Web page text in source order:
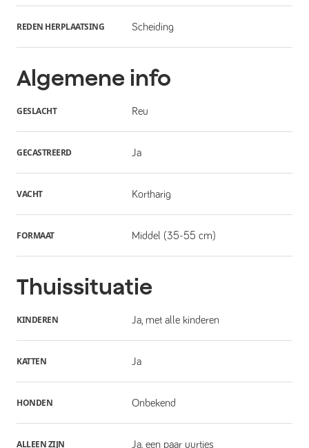
REDEN HERPLAATSING Scheiding
Algemene info
GESLACHT Reu
GECASTREERD Ja
VACHT Kortharig
FORMAAT Middel (35-55 cm)
Thuissituatie
KINDEREN Ja, met alle kinderen
KATTEN Ja
HONDEN Onbekend
ALLEEN ZIJN Ja, een paar uurtjes